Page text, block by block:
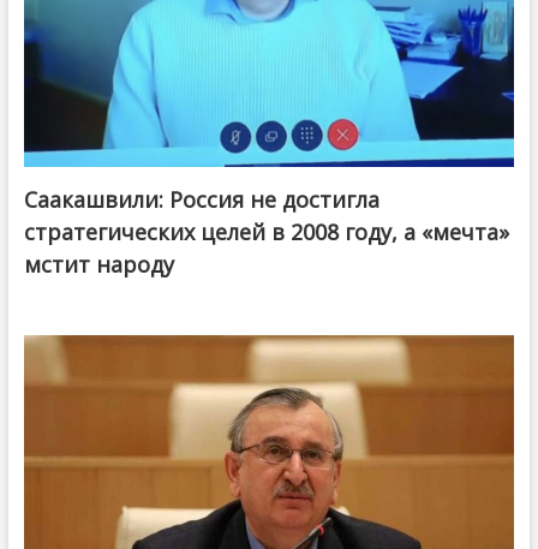
Саакашвили: Россия не достигла
стратегических целей в 2008 году, а «мечта»
мстит народу